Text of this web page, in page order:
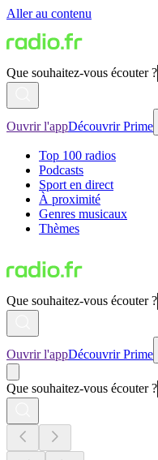
Aller au contenu
Que souhaitez-vous écouter ?
Ouvrir l'appDécouvrir Prime
Top 100 radios
Podcasts
Sport en direct
À proximité
Genres musicaux
Thèmes
Que souhaitez-vous écouter ?
Ouvrir l'appDécouvrir Prime
Que souhaitez-vous écouter ?